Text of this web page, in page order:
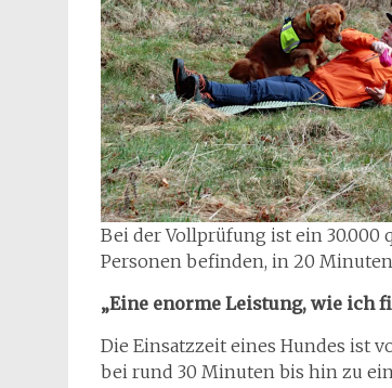
Bei der Vollprüfung ist ein 30.000
Personen befinden, in 20
„Eine enorme Leistung, wie ich
Die Einsatzzeit eines Hundes ist
bei rund 30 Minuten bis hin zu